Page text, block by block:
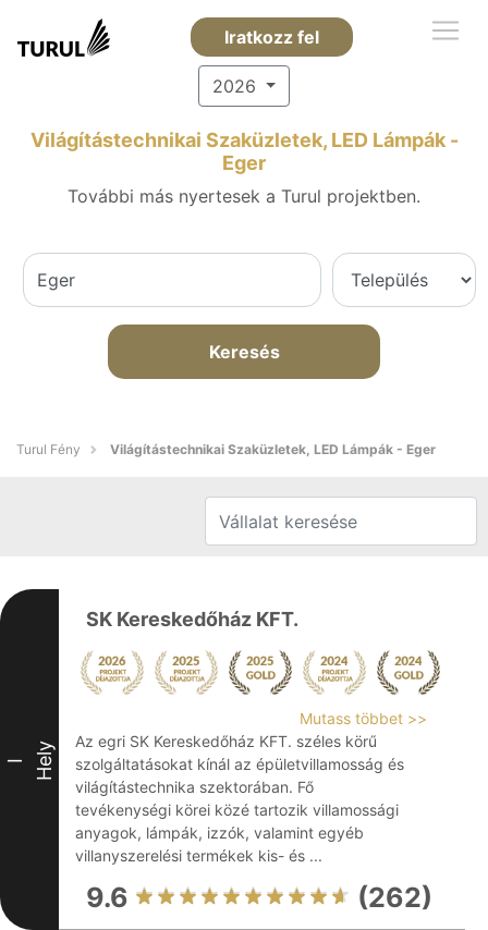
Iratkozz fel
2026
Világítástechnikai Szaküzletek, LED Lámpák -
Eger
További más nyertesek a Turul projektben.
Keresés
Turul Fény Világítástechnikai Szaküzletek, LED Lámpák - Eger
I Hely
SK Kereskedőház KFT.
Mutass többet >>
Az egri SK Kereskedőház KFT. széles körű
szolgáltatásokat kínál az épületvillamosság és
világítástechnika szektorában. Fő
tevékenységi körei közé tartozik villamossági
anyagok, lámpák, izzók, valamint egyéb
villanyszerelési termékek kis- és ...
9.6 (262)